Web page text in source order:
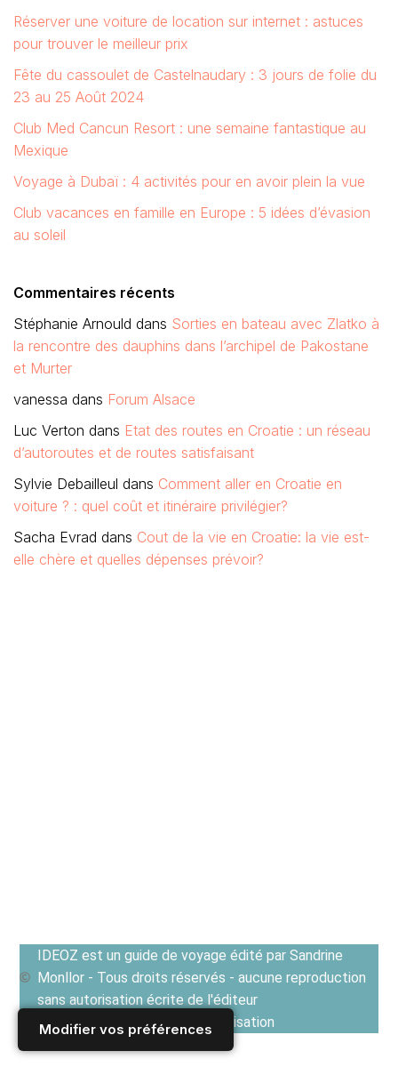
Modifier vos préférences
Réserver une voiture de location sur internet : astuces
pour trouver le meilleur prix
Fête du cassoulet de Castelnaudary : 3 jours de folie du
23 au 25 Août 2024
Club Med Cancun Resort : une semaine fantastique au
Mexique
Voyage à Dubaï : 4 activités pour en avoir plein la vue
Club vacances en famille en Europe : 5 idées d’évasion
au soleil
Commentaires récents
Stéphanie Arnould dans Sorties en bateau avec Zlatko à
la rencontre des dauphins dans l’archipel de Pakostane
et Murter
vanessa dans Forum Alsace
Luc Verton dans Etat des routes en Croatie : un réseau
d’autoroutes et de routes satisfaisant
Sylvie Debailleul dans Comment aller en Croatie en
voiture ? : quel coût et itinéraire privilégier?
Sacha Evrad dans Cout de la vie en Croatie: la vie est-
elle chère et quelles dépenses prévoir?
IDEOZ est un guide de voyage édité par Sandrine
Monllor - Tous droits réservés - aucune reproduction
sans autorisation écrite de l'éditeur
Voir les Conditions générales d'utilisation